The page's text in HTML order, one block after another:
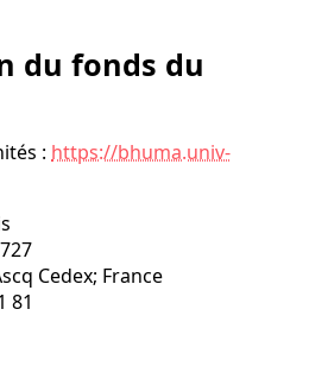
du fonds du
: https://bhuma.univ-
Cedex; France
81